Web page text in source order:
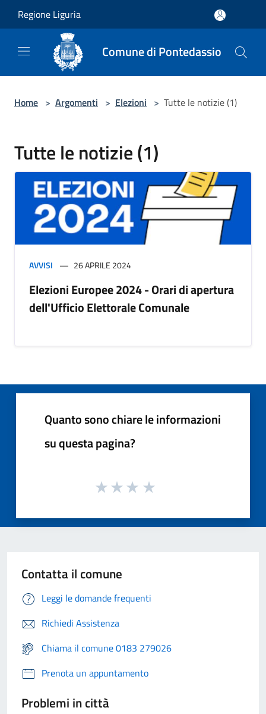
Regione Liguria
Comune di Pontedassio
Home > Argomenti > Elezioni > Tutte le notizie (1)
Tutte le notizie (1)
AVVISI 26 APRILE 2024
Elezioni Europee 2024 - Orari di apertura
dell'Ufficio Elettorale Comunale
Quanto sono chiare le informazioni
su questa pagina?
Contatta il comune
Leggi le domande frequenti
Richiedi Assistenza
Chiama il comune 0183 279026
Prenota un appuntamento
Problemi in città